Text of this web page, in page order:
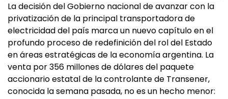
La decisión del Gobierno nacional de avanzar con la
privatización de la principal transportadora de
electricidad del país marca un nuevo capítulo en el
profundo proceso de redefinición del rol del Estado
en áreas estratégicas de la economía argentina. La
venta por 356 millones de dólares del paquete
accionario estatal de la controlante de Transener,
conocida la semana pasada, no es un hecho menor: